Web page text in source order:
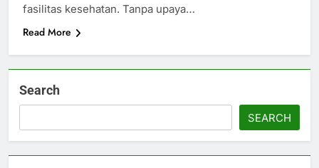
fasilitas kesehatan. Tanpa upaya…
Read More
Search
SEARCH